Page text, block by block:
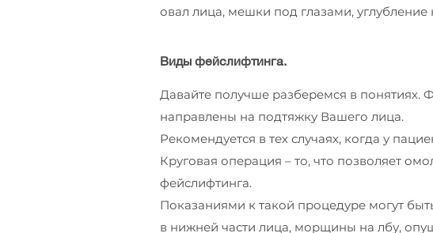
овал лица, мешки под глазами, углубление
Виды фейслифтинга.
Давайте получше разберемся в понятиях.
направлены на подтяжку Вашего лица.
Рекомендуется в тех случаях, когда у
Круговая операция – то, что позволяет
фейслифтинга.
Показаниями к такой процедуре могут
в нижней части лица, морщины на лбу,